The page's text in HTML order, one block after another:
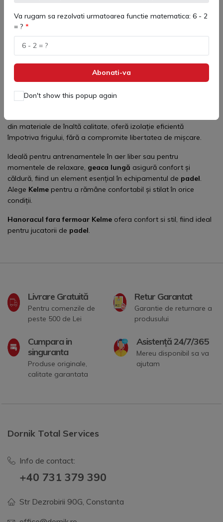
Va rugam sa rezolvati urmatoarea functie matematica: 6 - 2
= ?
Abonati-va
Don't show this popup again
Geaca Lunga Padel Kelme -
Design modern
Geaca lunga Kelmeeste perfectă pentru jucătorii depadel
care au nevoie de protecție completă în zilele reci. Parte din
din materiale de înaltă calitate, oferă izolație eficientă
împotriva frigului, fără a compromite libertatea de mișcare.
Ideală pentru antrenamentele în aer liber sau pentru
momentele de relaxare, geaca lungă asigură confort și
căldură, fiind un element esențial în echipamentul de padel.
Alege Kelme pentru a rămâne confortabil și stilat în orice
condiții.
Hanoracul fara fermoar Kelme ofera confort si stil, fiind ideal
pentru jucatorii de padel.
Livrare Gratuită
Pentru comenzile de
peste 500 de Lei
Retur Garantat
Garantie de returnare a
produsului
Cumpara in
singuranta
Produse originale,
calitate garantata
Asistență 24/7/365
Mereu disponibil sa va
ajutam
Dornik Total Services
Info de contact:
+40 731 379 390
Str Dezrobirii 90G, Constanta